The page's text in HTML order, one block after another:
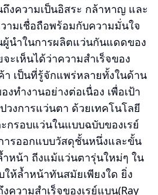
งความเป็นอิสระ กล้าหาญ และ
ามเชื่อถือพร้อมกับความมั่นใจ
ผู้นำในการผลิตแว่นกันแดดของ
ะเห็นได้ว่าความสำเร็จของ
า เป็นที่รู้จักแพร่หลายทั้งในด้าน
ทำงานอย่างต่อเนื่อง เพื่อเป้า
วงการแว่นตา ด้วยเทคโนโลยี
รอบแว่นในแบบฉบับของเรย์
ารออกแบบวัสดุชั้นหนึ่งและขั้น
หน้า ถีงแม้แว่นตารุ่นใหม่ๆ ใน
ห้ล้ำหน้าทันสมัยเพียงใด ยิ่ง
ความสำเร็จของเรย์แบน(Ray